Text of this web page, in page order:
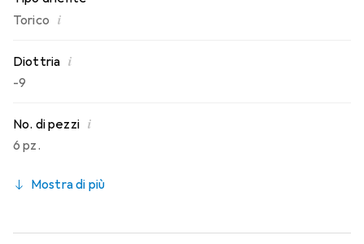
Torico i
Diottria i
-9
No. di pezzi i
6 pz.
Mostra di più